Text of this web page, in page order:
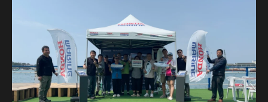
務觸角，打造嶄新品牌體驗 「徑途汽車」於 2025 年 3 月由
深耕新竹與苗栗地區逾 40 …